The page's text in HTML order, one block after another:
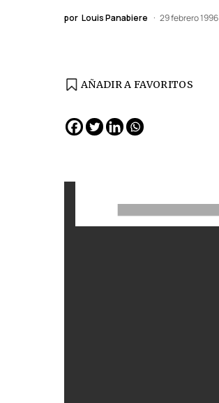
por Louis Panabiere 29 febrero 1996
AÑADIR A FAVORITOS